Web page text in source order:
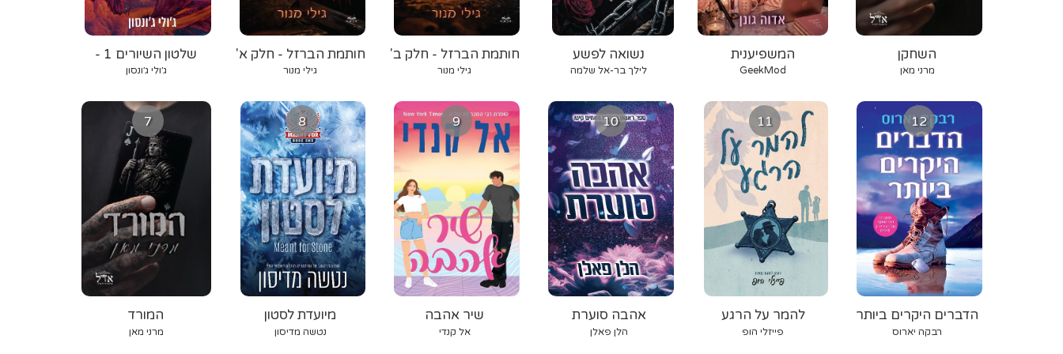
שלטון השיורים 1 -
אורגת הרוח
ג׳ולי ג׳ונסון
חותמת הברזל - חלק א'
גילי מנור
חותמת הברזל - חלק ב'
גילי מנור
נשואה לפשע
לילך בר-אל שלמה
המשפיענית
GeekMod
השחקן
מרני מאן
7
המורד
מרני מאן
8
מיועדת לסטון
נטשה מדיסון
9
שיר אהבה
אל קנדי
10
אהבה סוערת
הלן פאלן
11
להמר על הרגע
פייזלי הופ
12
הדברים היקרים ביותר
רבקה יארוס